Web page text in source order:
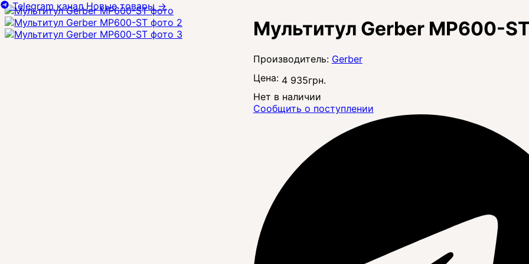
Мультитул Gerber MP600-
Gerber
Цена: 4 935грн.
Нет в наличии
Сообщить о поступлении
Telegram канал Новые товары →